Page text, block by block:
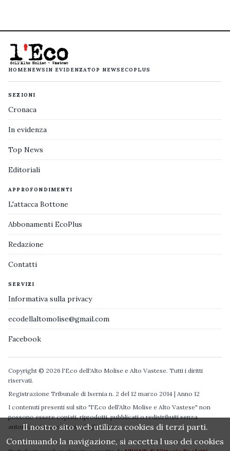
HOMENEWS IN EVIDENZATOP NEWS ECOPLUS
SEZIONI
Cronaca
In evidenza
Top News
Editoriali
APPROFONDIMENTI
L'attacca Bottone
Abbonamenti EcoPlus
Redazione
Contatti
SERVIZI
Informativa sulla privacy
ecodellaltomolise@gmail.com
Facebook
Copyright © 2026 l'Eco dell'Alto Molise e Alto Vastese. Tutti i diritti
riservati.
Registrazione Tribunale di Isernia n. 2 del 12 marzo 2014 | Anno 12
I contenuti presenti sul sito "l'Eco dell'Alto Molise e Alto Vastese" non
possono essere copiati, riprodotti, pubblicati o redistribuiti senza
autorizzazione espressa degli autori.
Il nostro sito web utilizza cookies di terzi parti.
Continuando la navigazione, si accetta l uso dei cookies